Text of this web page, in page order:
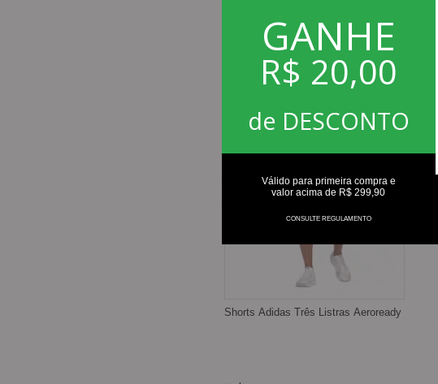
GANHE
R$ 20,00
de DESCONTO
Válido para primeira compra e
valor acima de R$ 299,90
CONSULTE REGULAMENTO
R$ 113,90
no Depósito
Bancário ou pix
Shorts Adidas Três Listras Aeroready